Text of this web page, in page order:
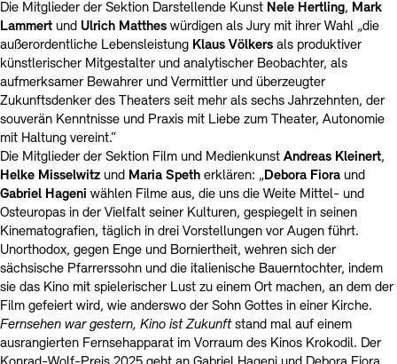
SINN UND FORM
Gesellschaft der Freunde
Vermietungen und Events
Stellenangebote Newsletter Presse
Nachhaltigkeit
Nachhaltigkeit Kontakt
Fundstücke
Kontakte Archivdatenbank OPAC
Digitale Sammlungen Exil-Archive
Die Mitglieder der Sektion Darstellende Kunst Nele Hertling, Mark
Lammert und Ulrich Matthes würdigen als Jury mit ihrer Wahl „die
außerordentliche Lebensleistung Klaus Völkers als produktiver
künstlerischer Mitgestalter und analytischer Beobachter, als
aufmerksamer Bewahrer und Vermittler und überzeugter
Zukunftsdenker des Theaters seit mehr als sechs Jahrzehnten, der
souverän Kenntnisse und Praxis mit Liebe zum Theater, Autonomie
mit Haltung vereint.“
Die Mitglieder der Sektion Film und Medienkunst Andreas Kleinert,
Helke Misselwitz und Maria Speth erklären: „Debora Fiora und
Gabriel Hageni wählen Filme aus, die uns die Weite Mittel- und
Osteuropas in der Vielfalt seiner Kulturen, gespiegelt in seinen
Kinematografien, täglich in drei Vorstellungen vor Augen führt.
Unorthodox, gegen Enge und Borniertheit, wehren sich der
sächsische Pfarrerssohn und die italienische Bauerntochter, indem
sie das Kino mit spielerischer Lust zu einem Ort machen, an dem der
Film gefeiert wird, wie anderswo der Sohn Gottes in einer Kirche.
Fernsehen war gestern, Kino ist Zukunftstand mal auf einem
ausrangierten Fernsehapparat im Vorraum des Kinos Krokodil. Der